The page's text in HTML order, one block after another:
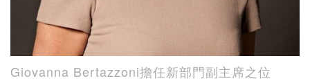
Giovanna Bertazzoni擔任新部門副主席之位